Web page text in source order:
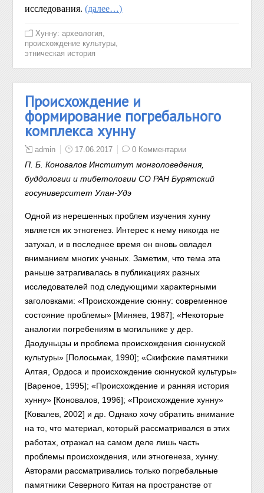
исследования.(далее…)
Хунну: археология,
происхождение культуры,
этническая история
Происхождение и
формирование погребального
комплекса хунну
admin 17.06.2017 0 Комментарии
П. Б. Коновалов Институт монголоведения,
буддологии и тибетологии СО РАН Бурятский
госуниверситет Улан-Удэ
Одной из нерешенных проблем изучения хунну
является их этногенез. Интерес к нему никогда не
затухал, и в последнее время он вновь овладел
вниманием многих ученых. Заметим, что тема эта
раньше затрагивалась в публикациях разных
исследователей под следующими характерными
заголовками: «Происхождение сюнну: современное
состояние проблемы» [Миняев, 1987]; «Некоторые
аналогии погребениям в могильнике у дер.
Даодуньцзы и проблема происхождения сюннуской
культуры» [Полосьмак, 1990]; «Скифские памятники
Алтая, Ордоса и происхождение сюннуской культуры»
[Вареное, 1995]; «Происхождение и ранняя история
хунну» [Коновалов, 1996]; «Происхождение хунну»
[Ковалев, 2002] и др. Однако хочу обратить внимание
на то, что материал, который рассматривался в этих
работах, отражал на самом деле лишь часть
проблемы происхождения, или этногенеза, хунну.
Авторами рассматривались только погребальные
памятники Северного Китая на пространстве от